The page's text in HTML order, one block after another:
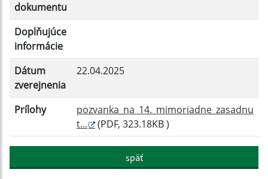
dokumentu
Doplňujúce
informácie
Dátum
zverejnenia
22.04.2025
Prílohy
pozvanka_na_14._mimoriadne_zasadnu
t...
(PDF, 323.18KB )
späť